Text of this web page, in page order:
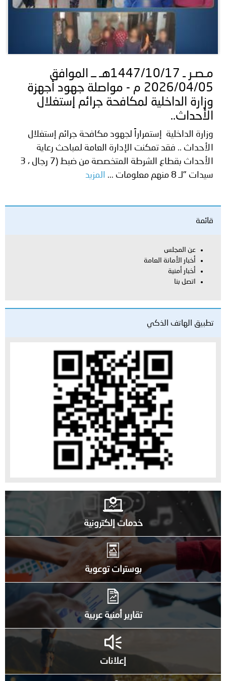
مـصـر ـ 1447/10/17هـ ــ الموافق
2026/04/05 م - مواصلة جهود أجهزة
وزارة الداخلية لمكافحة جرائم إستغلال
الأحداث..
وزارة الداخلية إستمراراً لجهود مكافحة جرائم إستغلال
الأحداث .. فقد تمكنت الإدارة العامة لمباحث رعاية
الأحداث بقطاع الشرطة المتخصصة من ضبط (7 رجال ، 3
سيدات "لـ 8 منهم معلومات ...
المزيد
قائمة
عن المجلس
أخبار الأمانة العامة
أخبار أمنية
اتصل بنا
تطبيق الهاتف الذكي
خدمات إلكترونية
بوسترات توعوية
تقارير أمنية عربية
إعلانات